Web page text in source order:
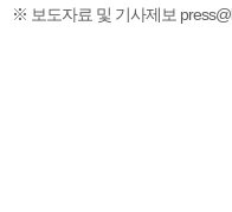
※ 보도자료 및 기사제보